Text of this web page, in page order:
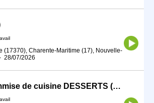
(17370), Charente-Maritime (17), Nouvelle-
28/07/2026
Commis / Commise de cuisine DESSERTS (H/F)